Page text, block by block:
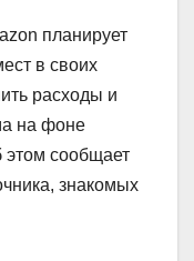
планирует
в своих
расходы и
на фоне
сообщает
знакомых